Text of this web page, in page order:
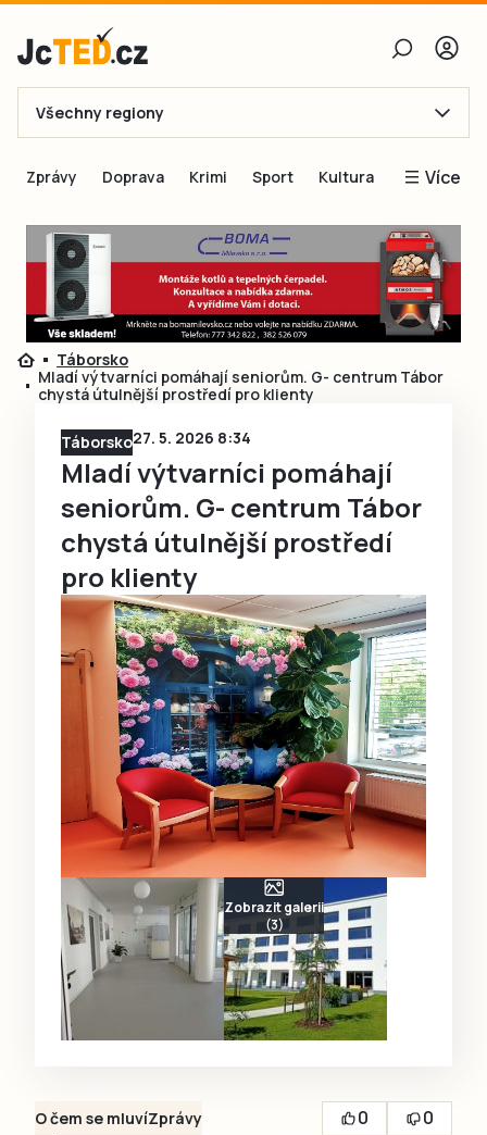
E-mail
Obnovit heslo
Přihlásit se
Ještě nemám účet, chci se Registrovat
Všechny regiony
Zprávy Doprava Krimi Sport Kultura Více
Blogy
Inspirace
Čtenáři píší
Speciální přílohy
Táborsko
Mladí výtvarníci pomáhají seniorům. G- centrum Tábor
chystá útulnější prostředí pro klienty
Táborsko27. 5. 2026 8:34
Mladí výtvarníci pomáhají
seniorům. G- centrum Tábor
chystá útulnější prostředí
pro klienty
Zobrazit galerii
(3)
O čem se mluvíZprávy 0
0